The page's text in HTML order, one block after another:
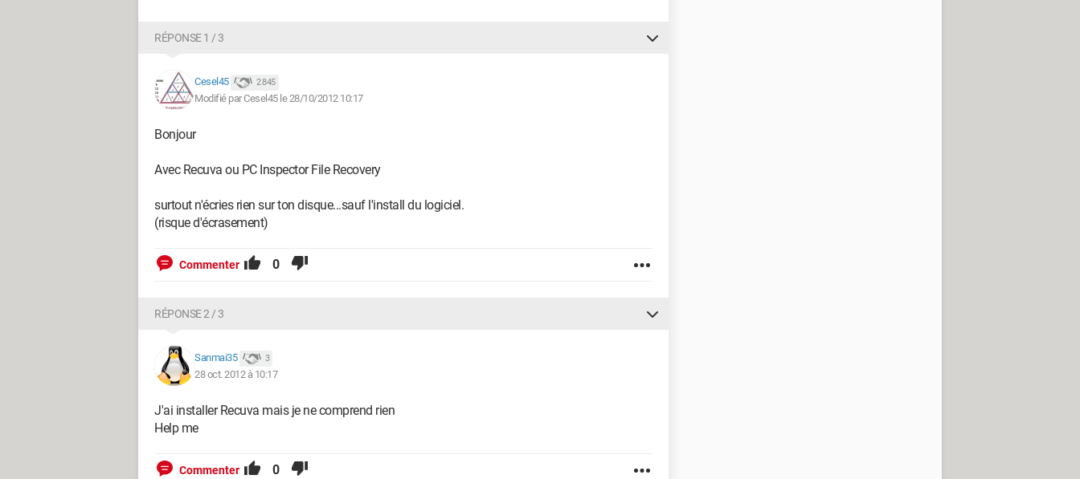
RÉPONSE 1 / 3
Cesel45 2 845
Modifié par Cesel45 le 28/10/2012 10:17
Bonjour
Avec Recuva ou PC Inspector File Recovery
surtout n'écries rien sur ton disque...sauf l'install du logiciel.
(risque d'écrasement)
Commenter 0
RÉPONSE 2 / 3
Sanmai35 3
28 oct. 2012 à 10:17
J'ai installer Recuva mais je ne comprend rien
Help me
Commenter 0